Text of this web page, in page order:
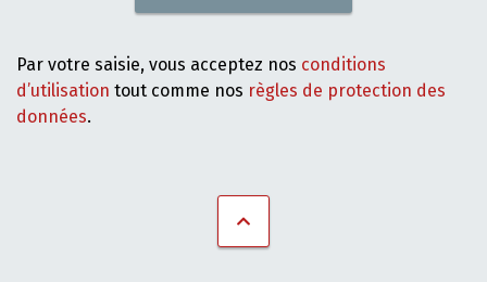
Par votre saisie, vous acceptez nos conditions
d’utilisation tout comme nos règles de protection des
données.